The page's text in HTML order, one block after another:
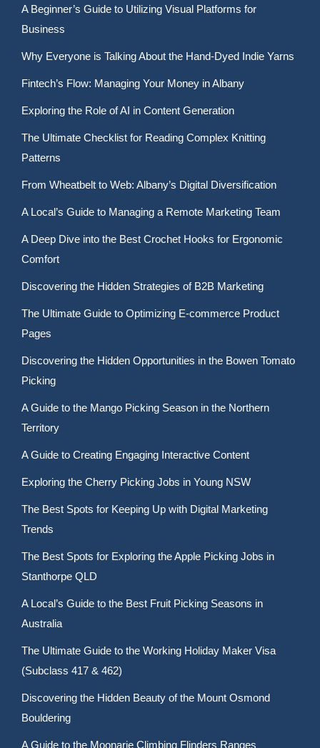
A Beginner’s Guide to Utilizing Visual Platforms for
Business
Why Everyone is Talking About the Hand-Dyed Indie Yarns
Fintech’s Flow: Managing Your Money in Albany
Exploring the Role of AI in Content Generation
The Ultimate Checklist for Reading Complex Knitting
Patterns
From Wheatbelt to Web: Albany’s Digital Diversification
A Local’s Guide to Managing a Remote Marketing Team
A Deep Dive into the Best Crochet Hooks for Ergonomic
Comfort
Discovering the Hidden Strategies of B2B Marketing
The Ultimate Guide to Optimizing E-commerce Product
Pages
Discovering the Hidden Opportunities in the Bowen Tomato
Picking
A Guide to the Mango Picking Season in the Northern
Territory
A Guide to Creating Engaging Interactive Content
Exploring the Cherry Picking Jobs in Young NSW
The Best Spots for Keeping Up with Digital Marketing
Trends
The Best Spots for Exploring the Apple Picking Jobs in
Stanthorpe QLD
A Local’s Guide to the Best Fruit Picking Seasons in
Australia
The Ultimate Guide to the Working Holiday Maker Visa
(Subclass 417 & 462)
Discovering the Hidden Beauty of the Mount Osmond
Bouldering
A Guide to the Moonarie Climbing Flinders Ranges